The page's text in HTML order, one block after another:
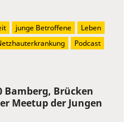
Brücken
Meetup der Jungen
junge Betroffene
Leben
Podcast